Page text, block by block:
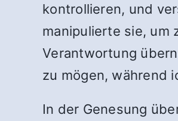
kontrollieren, und
manipulierte sie, um
Verantwortung
zu mögen, während
In der Genesung